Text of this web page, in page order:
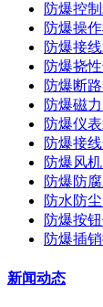
防爆控
防爆操
防爆接
防爆挠
防爆断
防爆磁
防爆仪
防爆接
防爆风
防爆防
防水防
防爆按
防爆插
新闻动态